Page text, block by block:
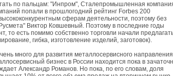
по пальцам: "Инпром", Сталепромышленная
попали в прошлогодний рейтинг Forbes 200
сферам деятельности, поэтому без
Виктор Ковшевный. Поэтому в последние годы
то есть помимо собственно торговли начали
гибка, изготовление изделий, заготовок).
много для развития металлосервисного
бизнес в России находится пока в
Александр Романов. Но пока, по его словам, доля